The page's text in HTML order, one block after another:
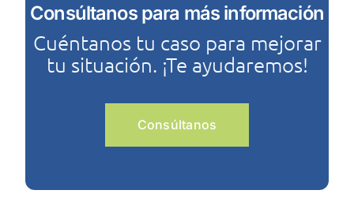
Consúltanos para más información
Cuéntanos tu caso para mejorar
tu situación. ¡Te ayudaremos!
Consúltanos